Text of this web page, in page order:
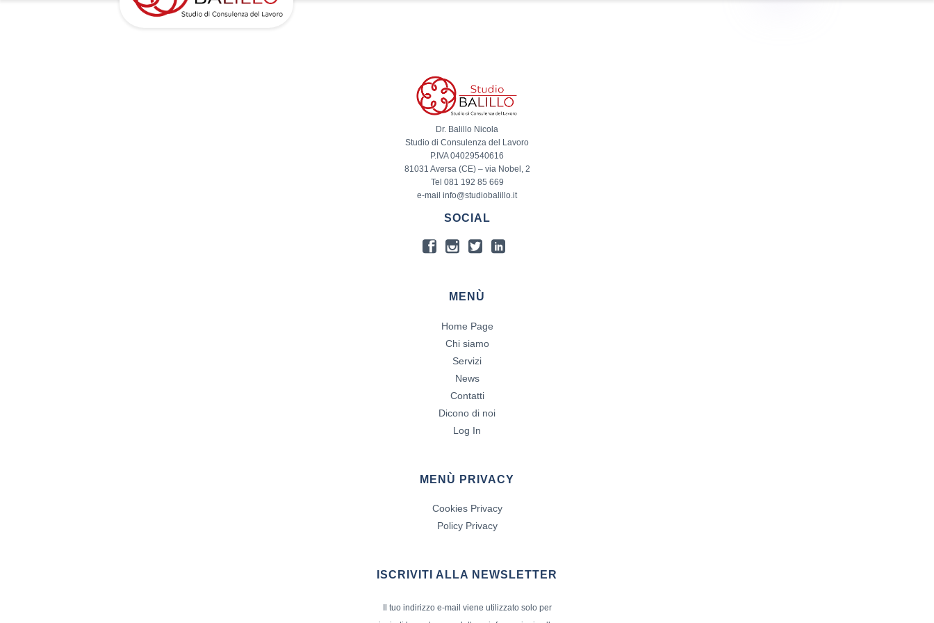
Dr. Balillo Nicola
Studio di Consulenza del Lavoro
P.IVA 04029540616
81031 Aversa (CE) – via Nobel, 2
Tel 081 192 85 669
e-mail info@studiobalillo.it
SOCIAL
MENÙ
Home Page
Chi siamo
Servizi
News
Contatti
Dicono di noi
Log In
MENÙ PRIVACY
Cookies Privacy
Policy Privacy
ISCRIVITI ALLA NEWSLETTER
Il tuo indirizzo e-mail viene utilizzato solo per